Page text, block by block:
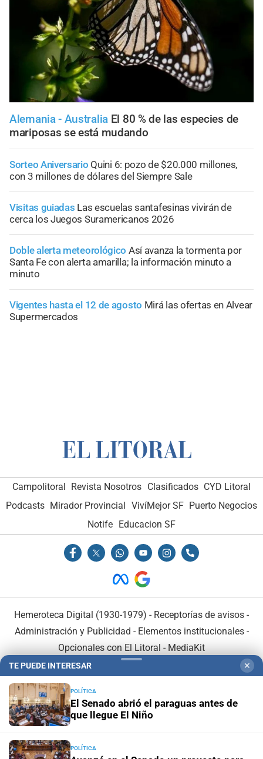
Alemania - Australia El 80 % de las especies de
mariposas se está mudando
Sorteo Aniversario Quini 6: pozo de $20.000 millones,
con 3 millones de dólares del Siempre Sale
Visitas guiadas Las escuelas santafesinas vivirán de
cerca los Juegos Suramericanos 2026
Doble alerta meteorológico Así avanza la tormenta por
Santa Fe con alerta amarilla; la información minuto a
minuto
Vigentes hasta el 12 de agosto Mirá las ofertas en Alvear
Supermercados
Campolitoral Revista Nosotros Clasificados CYD Litoral
Podcasts Mirador Provincial VivíMejor SF Puerto Negocios
Notife Educacion SF
Hemeroteca Digital (1930-1979) - Receptorías de avisos -
Administración y Publicidad - Elementos institucionales-
Opcionales con El Litoral - MediaKit
En Asociación con:
TE PUEDE INTERESAR ✕
POLÍTICA
El Senado abrió el paraguas antes de
que llegue El Niño
POLÍTICA